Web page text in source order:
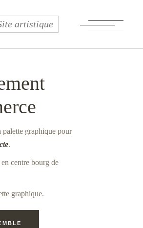
artistique
palette graphique pour
.
centre bourg de
graphique.